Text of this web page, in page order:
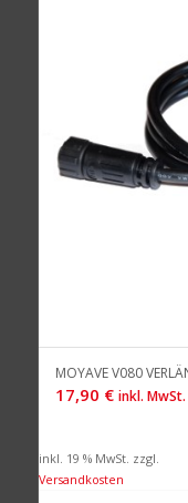
MOYAVE V080
17,90 € inkl. MwSt.
inkl. 19 % MwSt. zzgl.
Versandkosten